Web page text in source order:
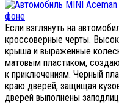
Если взглянуть на
кроссоверные черты.
крыша и выраженные
матовым пластиком,
к приключениям. Черный
краю дверей, защищая
дверей выполнены